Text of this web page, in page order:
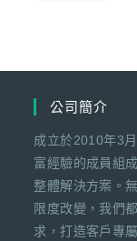
公司簡介
成立於2010年3
富經驗的成員組
整體解決方案。
限度改變，我們
求，打造客戶專